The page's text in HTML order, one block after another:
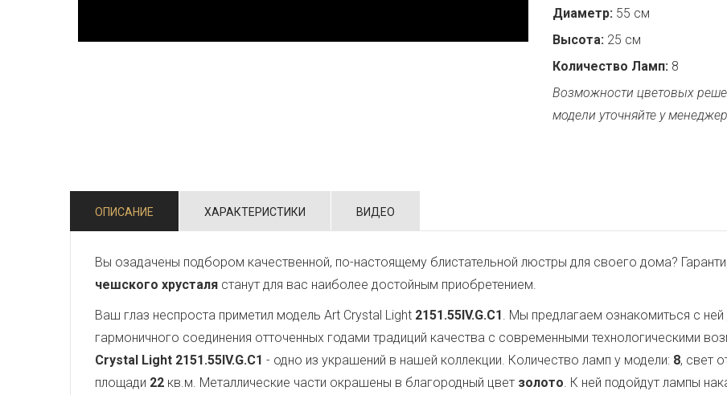
Диаметр: 55 см
Высота: 25 см
Количество Ламп: 8
Возможности цветовых
модели уточняйте у
ОПИСАНИЕ ХАРАКТЕРИСТИКИ ВИДЕО
Вы озадачены подбором качественной, по-настоящему блистательной люстры для своего дома?
чешского хрусталя станут для вас наиболее достойным приобретением.
Ваш глаз неспроста приметил модель Art Crystal Light 2151.55IV.G.C1. Мы предлагаем ознакомиться с
гармоничного соединения отточенных годами традиций качества с современными технологическими
Crystal Light 2151.55IV.G.C1 - одно из украшений в нашей коллекции. Количество ламп у модели: 8, свет
площади 22 кв.м. Металлические части окрашены в благородный цвет золото. К ней подойдут лампы